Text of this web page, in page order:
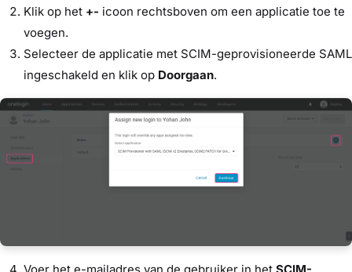
Klik op het +- icoon rechtsboven om een applicatie toe te
voegen.
Selecteer de applicatie met SCIM-geprovisioneerde SAML
ingeschakeld en klik op Doorgaan.